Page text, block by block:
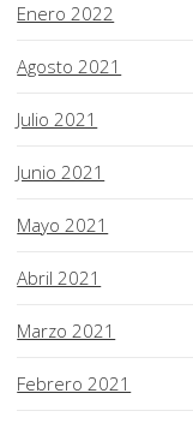
Enero 2022
Agosto 2021
Julio 2021
Junio 2021
Mayo 2021
Abril 2021
Marzo 2021
Febrero 2021